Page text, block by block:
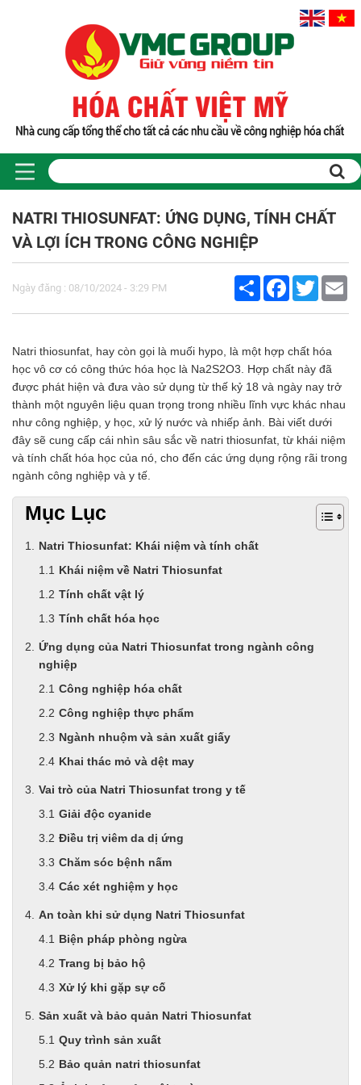
Sản phẩm
PHỤ GIA THỰC PHẨM
Tinh bột biến tính
Hương liệu thực phẩm
Chất phụ gia chống đông vón
Chất phụ gia tạo cấu trúc
Chất phụ gia bảo quản
Chất phụ gia nem giò chả
Chất phụ gia bún mì phở
Chất phụ gia bánh kẹo kem
Chất phụ gia nước giải khát
Chất phụ gia xúc xích
Chất phụ gia nước mắm
Chất phụ gia rau củ quả
Chất phụ gia đậu hũ
HÓA CHẤT TẨY RỬA
Tẩy rửa công nghiệp
Tẩy rửa ô tô xe máy
Tẩy cáu cặn đường ống
Tẩy rửa khác
Hóa chất xử lý nước
Men đường ruột
Men vi sinh EM gốc
Bổ sung khoáng chất
Bổ gan và giải độc gan
Phòng và trị bệnh
Hấp thụ khí độc Yucca
HÓA CHẤT XỬ LÝ NƯỚC
Xử lý nước hồ bơi
Xử lý nước thải
Xử lý nước giếng khoan
DUNG MÔI CÔNG NGHIỆP
Pha sơn nước
Pha sơn epoxy
Pha sơn tĩnh điện
Dung môi khác
HƯƠNG LIỆU TINH DẦU
HÓA CHẤT CÔNG NGHIỆP
NATRI THIOSUNFAT: ỨNG DỤNG, TÍNH CHẤT
VÀ LỢI ÍCH TRONG CÔNG NGHIỆP
Ngày đăng : 08/10/2024 - 3:29 PM
Share FacebookTwitter
Natri thiosunfat, hay còn gọi là muối hypo, là một hợp chất hóa
học vô cơ có công thức hóa học là Na2S2O3. Hợp chất này đã
được phát hiện và đưa vào sử dụng từ thế kỷ 18 và ngày nay trở
thành một nguyên liệu quan trọng trong nhiều lĩnh vực khác nhau
như công nghiệp, y học, xử lý nước và nhiếp ảnh. Bài viết dưới
đây sẽ cung cấp cái nhìn sâu sắc về natri thiosunfat, từ khái niệm
và tính chất hóa học của nó, cho đến các ứng dụng rộng rãi trong
ngành công nghiệp và y tế.
Mục Lục
Natri Thiosunfat: Khái niệm và tính chất
Khái niệm về Natri Thiosunfat
Tính chất vật lý
Tính chất hóa học
Ứng dụng của Natri Thiosunfat trong ngành công
nghiệp
Công nghiệp hóa chất
Công nghiệp thực phẩm
Ngành nhuộm và sản xuất giấy
Khai thác mỏ và dệt may
Vai trò của Natri Thiosunfat trong y tế
Giải độc cyanide
Điều trị viêm da dị ứng
Chăm sóc bệnh nấm
Các xét nghiệm y học
An toàn khi sử dụng Natri Thiosunfat
Biện pháp phòng ngừa
Trang bị bảo hộ
Xử lý khi gặp sự cố
Sản xuất và bảo quản Natri Thiosunfat
Quy trình sản xuất
Bảo quản natri thiosunfat